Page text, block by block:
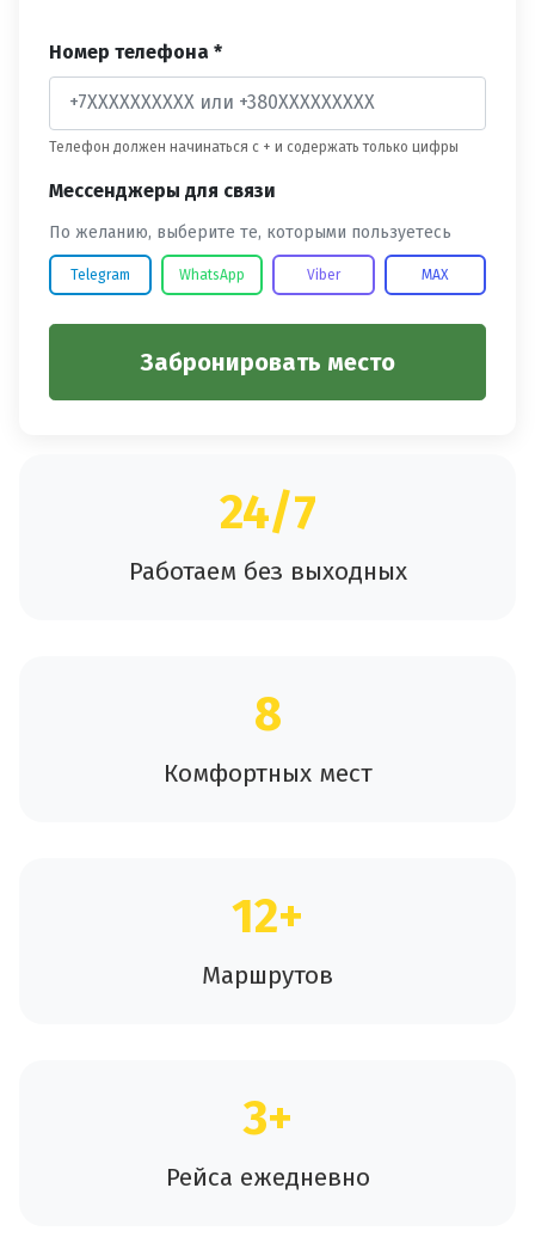
Номер телефона *
Телефон должен начинаться с + и содержать только цифры
Мессенджеры для связи
По желанию, выберите те, которыми пользуетесь
Telegram WhatsApp Viber MAX
Забронировать место
24/7
Работаем без выходных
8
Комфортных мест
12+
Маршрутов
3+
Рейса ежедневно